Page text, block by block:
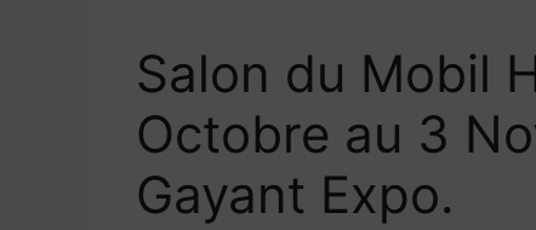
Salon du Mobil
Octobre au 3
Gayant Expo.